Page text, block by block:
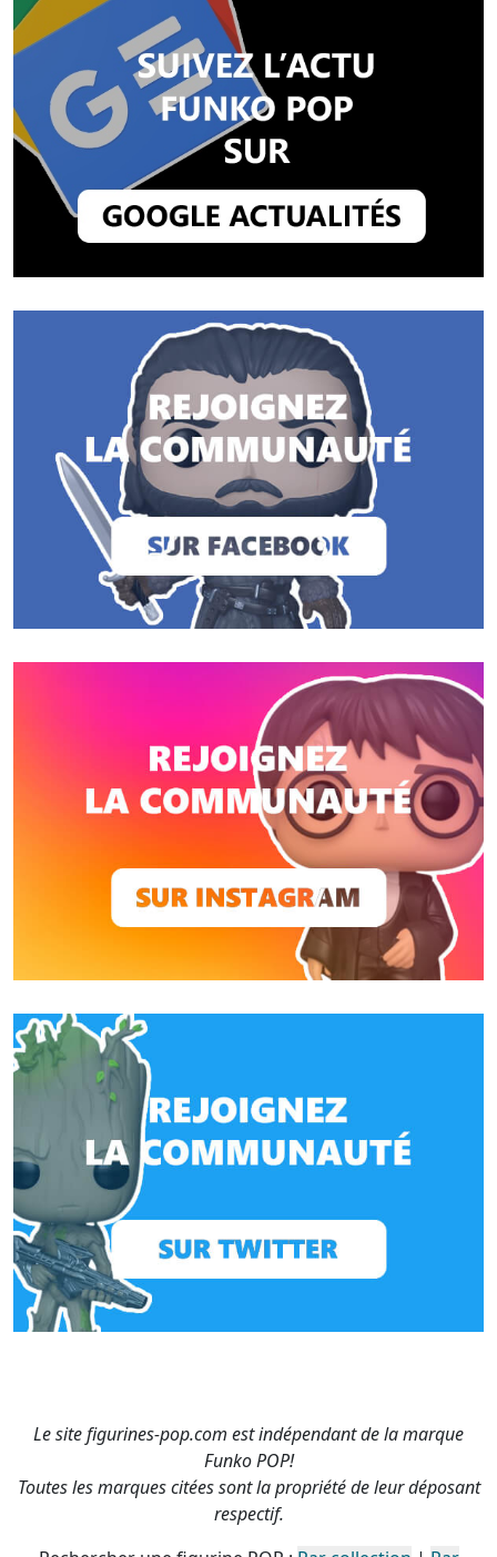
Le site figurines-pop.com est indépendant de la marque
Funko POP!
Toutes les marques citées sont la propriété de leur déposant
respectif.